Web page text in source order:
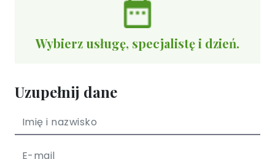
Wybierz usługę, specjalistę i dzień.
Uzupełnij dane